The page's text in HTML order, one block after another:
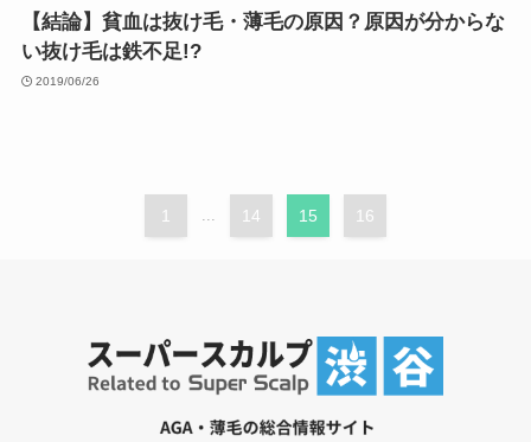
【結論】貧血は抜け毛・薄毛の原因？原因が分からな
い抜け毛は鉄不足!?
2019/06/26
1 ... 14 15 16